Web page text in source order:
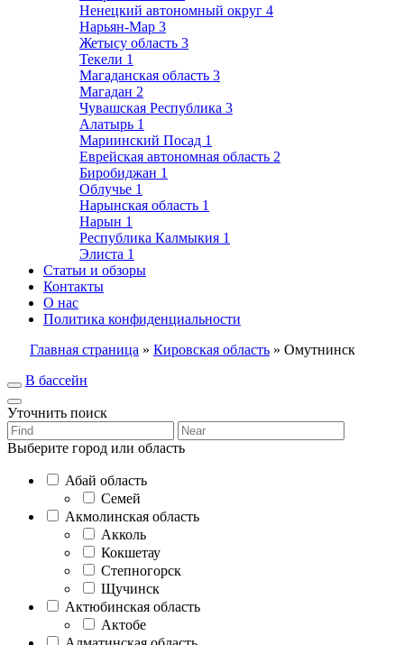
Ненецкий автономный округ 4
Нарьян-Мар 3
Жетысу область 3
Текели 1
Магаданская область 3
Магадан 2
Чувашская Республика 3
Алатырь 1
Мариинский Посад 1
Еврейская автономная область 2
Биробиджан 1
Облучье 1
Нарынская область 1
Нарын 1
Республика Калмыкия 1
Элиста 1
Статьи и обзоры
Контакты
О нас
Политика конфиденциальности
Главная страница » Кировская область » Омутнинск
В бассейн
Уточнить поиск
Выберите город или область
Абай область
Семей
Акмолинская область
Акколь
Кокшетау
Степногорск
Щучинск
Актюбинская область
Актобе